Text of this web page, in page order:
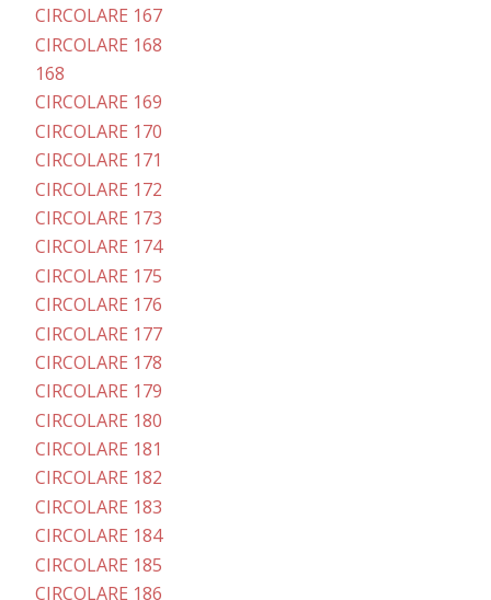
CIRCOLARE 167
CIRCOLARE 168
168
CIRCOLARE 169
CIRCOLARE 170
CIRCOLARE 171
CIRCOLARE 172
CIRCOLARE 173
CIRCOLARE 174
CIRCOLARE 175
CIRCOLARE 176
CIRCOLARE 177
CIRCOLARE 178
CIRCOLARE 179
CIRCOLARE 180
CIRCOLARE 181
CIRCOLARE 182
CIRCOLARE 183
CIRCOLARE 184
CIRCOLARE 185
CIRCOLARE 186